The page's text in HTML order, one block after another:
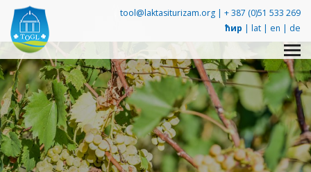
tool@laktasiturizam.org | + 387 (0)51 533 269
ћир | lat | en | de